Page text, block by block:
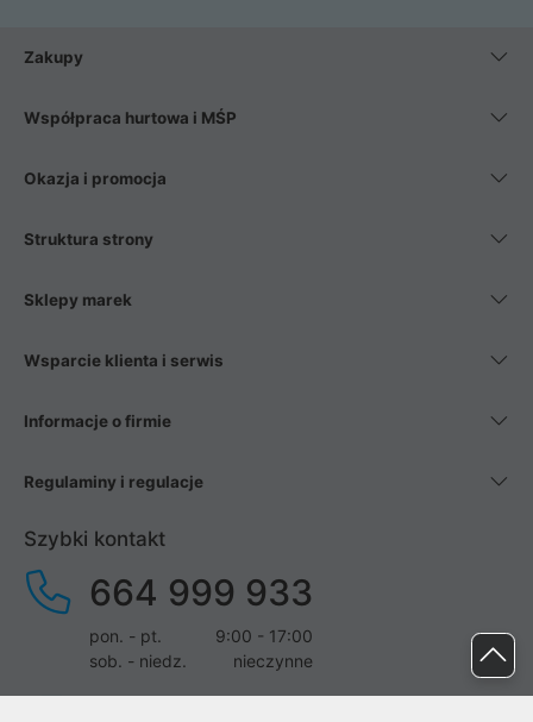
Zakupy
Współpraca hurtowa i MŚP
Okazja i promocja
Struktura strony
Sklepy marek
Wsparcie klienta i serwis
Informacje o firmie
Regulaminy i regulacje
Szybki kontakt
664 999 933
pon. - pt.
9:00 - 17:00
sob. - niedz.
nieczynne